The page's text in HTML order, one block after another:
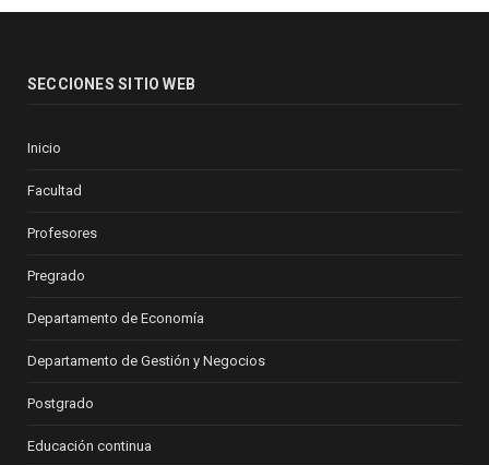
SECCIONES SITIO WEB
Inicio
Facultad
Profesores
Pregrado
Departamento de Economía
Departamento de Gestión y Negocios
Postgrado
Educación continua